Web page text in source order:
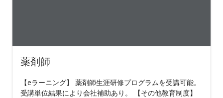
薬剤師
【eラーニング】 薬剤師生涯研修プログラムを受講可能。
受講単位結果により会社補助あり。 【その他教育制度】